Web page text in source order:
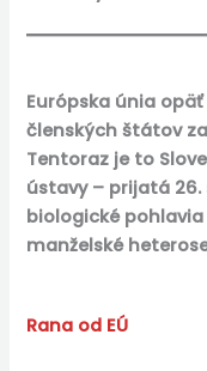
Európska únia
členských štátov
Tentoraz je to
ústavy – prijatá
biologické
manželské
Rana od EÚ